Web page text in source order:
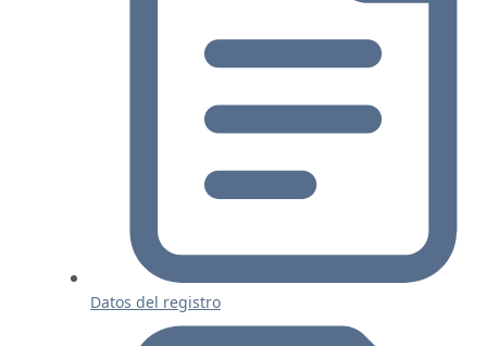
Datos del registro